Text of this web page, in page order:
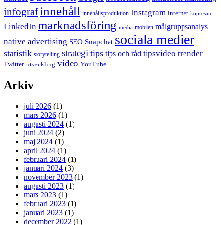
infograf innehåll innehållsproduktion Instagram internet köpresan
LinkedIn marknadsföring media mobilen målgruppsanalys
native advertising SEO Snapchat sociala medier
statistik storytelling strategi tips tips och råd tipsvideo trender
Twitter utveckling video YouTube
Arkiv
juli 2026 (1)
mars 2026 (1)
augusti 2024 (1)
juni 2024 (2)
maj 2024 (1)
april 2024 (1)
februari 2024 (1)
januari 2024 (3)
november 2023 (1)
augusti 2023 (1)
mars 2023 (1)
februari 2023 (1)
januari 2023 (1)
december 2022 (1)